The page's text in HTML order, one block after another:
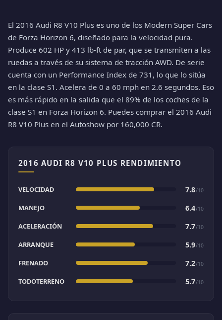
El 2016 Audi R8 V10 Plus es uno de los Modern Super Cars
de Forza Horizon 6, diseñado para la velocidad pura.
Produce 602 HP y 413 lb-ft de par, que se transmiten a las
ruedas a través de su sistema de tracción AWD. De serie
cuenta con un Performance Index de 731, lo que lo sitúa
en la clase S1. Acelera de 0 a 60 mph en 2.6 segundos. Eso
es más rápido en la salida que el 89% de los coches de la
clase S1 en Forza Horizon 6. Puedes comprar el 2016 Audi
R8 V10 Plus en el Autoshow por 160,000 CR.
2016 AUDI R8 V10 PLUS RENDIMIENTO
VELOCIDAD 7.8/10
MANEJO 6.4/10
ACELERACIÓN 7.7/10
ARRANQUE 5.9/10
FRENADO 7.2/10
TODOTERRENO 5.7/10